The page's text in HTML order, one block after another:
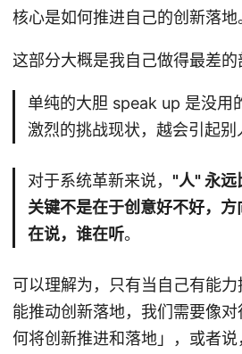
核心是如何推进自己的创新落地
这部分大概是我自己做得最差的
单纯的大胆 speak up 是没用
激烈的挑战现状，越会引起别
对于系统革新来说， "人" 永远
关键不是在于创意好不好，
在说，谁在听。
可以理解为，只有当自己有能
能推动创新落地，我们需要像
何将创新推进和落地」，或者